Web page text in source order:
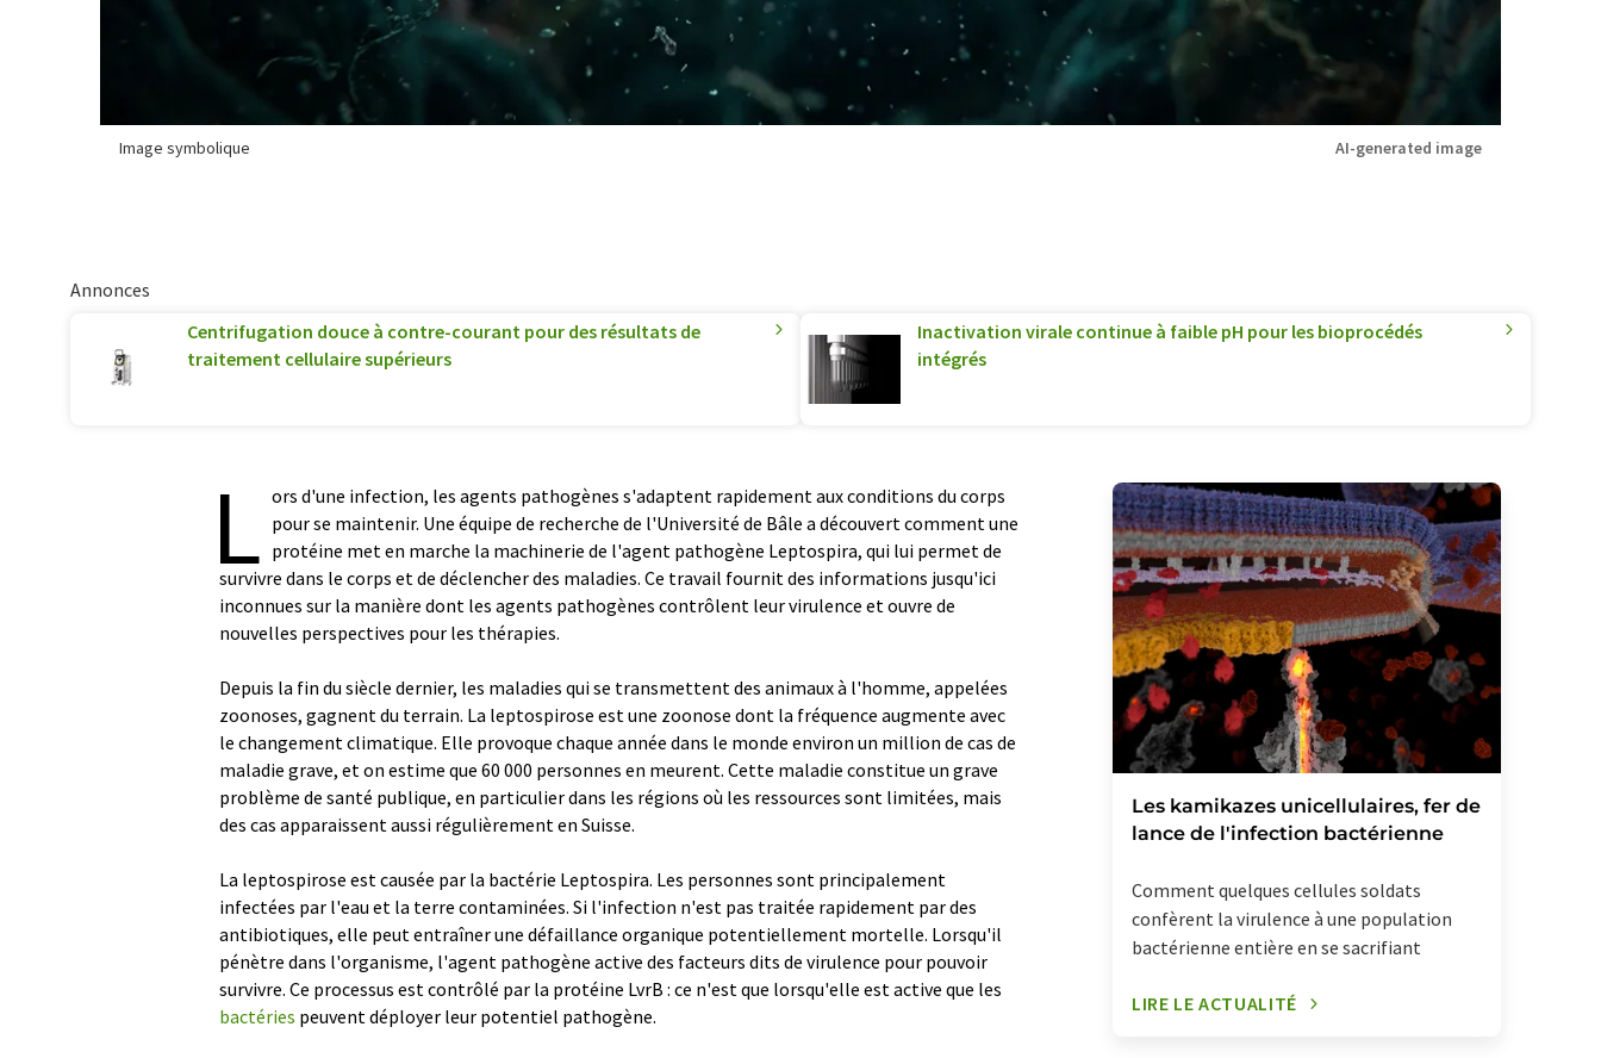
Image symbolique AI-generated image
Annonces
Centrifugation douce à contre-courant pour des résultats de
traitement cellulaire supérieurs
Inactivation virale continue à faible pH pour les bioprocédés
intégrés
L ors d'une infection, les agents pathogènes s'adaptent rapidement aux conditions du corps
pour se maintenir. Une équipe de recherche de l'Université de Bâle a découvert comment une
protéine met en marche la machinerie de l'agent pathogène Leptospira, qui lui permet de
survivre dans le corps et de déclencher des maladies. Ce travail fournit des informations jusqu'ici
inconnues sur la manière dont les agents pathogènes contrôlent leur virulence et ouvre de
nouvelles perspectives pour les thérapies.
Depuis la fin du siècle dernier, les maladies qui se transmettent des animaux à l'homme, appelées
zoonoses, gagnent du terrain. La leptospirose est une zoonose dont la fréquence augmente avec
le changement climatique. Elle provoque chaque année dans le monde environ un million de cas de
maladie grave, et on estime que 60 000 personnes en meurent. Cette maladie constitue un grave
problème de santé publique, en particulier dans les régions où les ressources sont limitées, mais
des cas apparaissent aussi régulièrement en Suisse.
La leptospirose est causée par la bactérie Leptospira. Les personnes sont principalement
infectées par l'eau et la terre contaminées. Si l'infection n'est pas traitée rapidement par des
antibiotiques, elle peut entraîner une défaillance organique potentiellement mortelle. Lorsqu'il
pénètre dans l'organisme, l'agent pathogène active des facteurs dits de virulence pour pouvoir
survivre. Ce processus est contrôlé par la protéine LvrB : ce n'est que lorsqu'elle est active que les
bactéries peuvent déployer leur potentiel pathogène.
Les kamikazes unicellulaires, fer de
lance de l'infection bactérienne
Comment quelques cellules soldats
confèrent la virulence à une population
bactérienne entière en se sacrifiant
LIRE LE ACTUALITÉ